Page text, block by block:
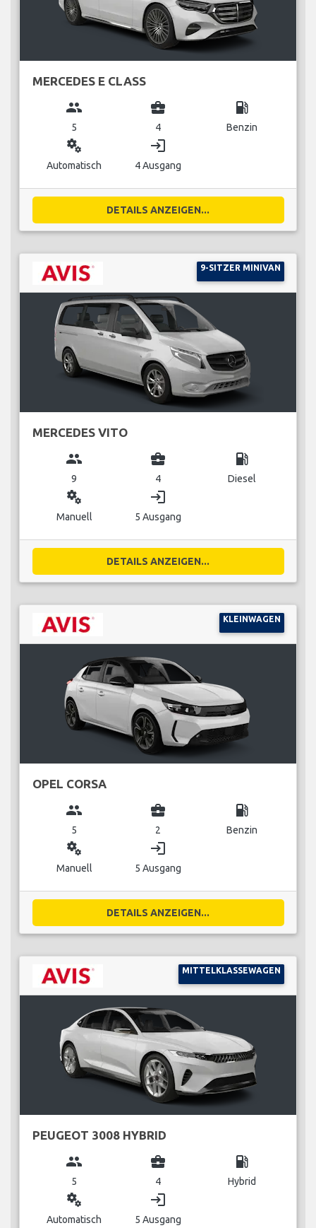
MERCEDES E CLASS
group
5
business_center
4
local_gas_station
Benzin
miscellaneous_services
Automatisch
login
4 Ausgang
DETAILS ANZEIGEN...
9-SITZER MINIVAN
MERCEDES VITO
group
9
business_center
4
local_gas_station
Diesel
miscellaneous_services
Manuell
login
5 Ausgang
DETAILS ANZEIGEN...
KLEINWAGEN
OPEL CORSA
group
5
business_center
2
local_gas_station
Benzin
miscellaneous_services
Manuell
login
5 Ausgang
DETAILS ANZEIGEN...
MITTELKLASSEWAGEN
PEUGEOT 3008 HYBRID
group
5
business_center
4
local_gas_station
Hybrid
miscellaneous_services
Automatisch
login
5 Ausgang